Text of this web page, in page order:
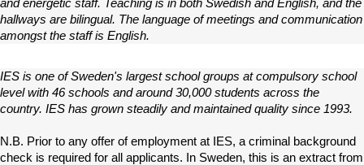
and energetic staff. Teaching is in both Swedish and English, and the
hallways are bilingual. The language of meetings and communication
amongst the staff is English.
IES is one of Sweden's largest school groups at compulsory school
level with 46 schools and around 30,000 students across the
country. IES has grown steadily and maintained quality since 1993.
N.B. Prior to any offer of employment at IES, a criminal background
check is required for all applicants. In Sweden, this is an extract from